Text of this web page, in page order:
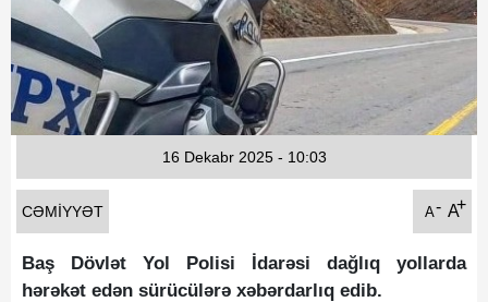
Fotoqaleriya
Reportaj
Qarabag Zəfəri
CƏMIYYƏT A- A+
16 Dekabr 2025 - 10:03
Baş Dövlət Yol Polisi İdarəsi dağlıq yollarda
hərəkət edən sürücülərə xəbərdarlıq edib.